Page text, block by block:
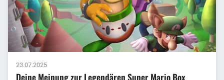
23.07.2025
Deine Meinung zur Legendären Super Mario Box